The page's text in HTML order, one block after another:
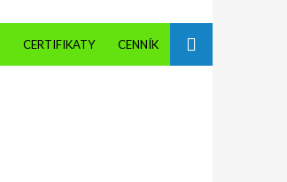
CERTIFIKATY CENNÍK